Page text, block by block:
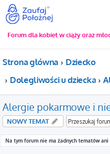
Forum dla kobiet w ciąży oraz
Strona główna
Dziecko
Dolegliwości u dziecka
Alergie pokarmowe i
NOWY TEMAT
Na tym forum nie ma żadnych tematów ani